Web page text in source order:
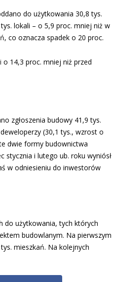
do użytkowania 30,8 tys.
lokali – o 5,9 proc. mniej niż w
co oznacza spadek o 20 proc.
o 14,3 proc. mniej niż przed
zgłoszenia budowy 41,9 tys.
(30,1 tys., wzrost o
dwie formy budownictwa
stycznia i lutego ub. roku wyniósł
w odniesieniu do inwestorów
do użytkowania, tych których
budowlanym. Na pierwszym
mieszkań. Na kolejnych